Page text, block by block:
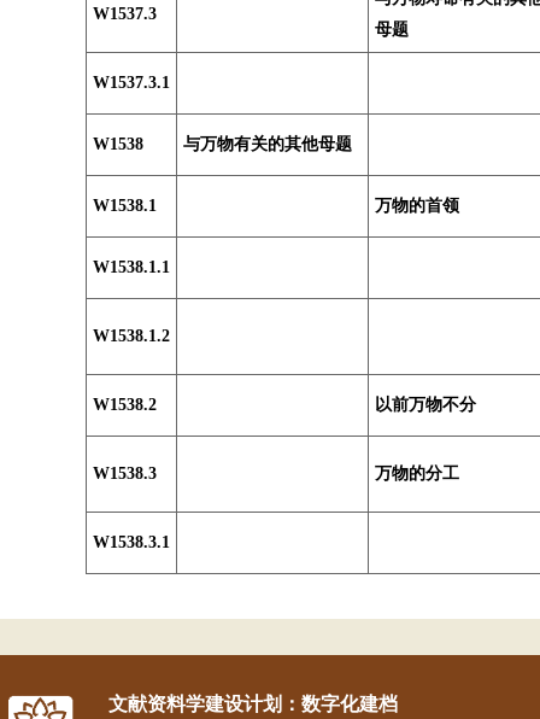
W1537.3
母题
W1537.3.1
W1538 与万物有关的其他母题
W1538.1 万物的首领
W1538.1.1
W1538.1.2
W1538.2 以前万物不分
W1538.3 万物的分工
W1538.3.1
文献资料学建设计划：数字化建档